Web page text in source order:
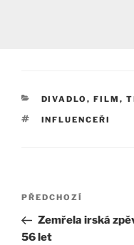
RUBRIKY
DIVADLO, FILM,
ŠTÍTKY
INFLUENCEŘI
Navigace
příspěvek
Předchozí
příspěvek
PŘEDCHOZÍ
Zemřela irská
56 let